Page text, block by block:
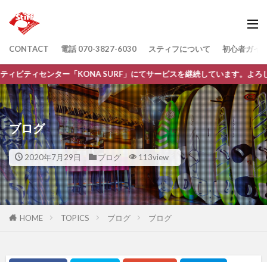
CONTACT 電話 070-3827-6030 スティフについて 初心者ガイ
」にてサービスを継続しています。よろしくおねがいします。
ブログ
2020年7月29日 ブログ 113view
HOME TOPICS ブログ ブログ